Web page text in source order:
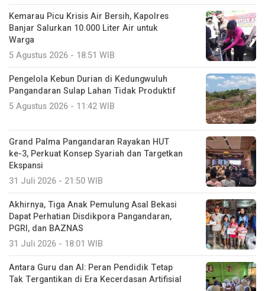
Kemarau Picu Krisis Air Bersih, Kapolres
Banjar Salurkan 10.000 Liter Air untuk
Warga
5 Agustus 2026 - 18:51 WIB
Pengelola Kebun Durian di Kedungwuluh
Pangandaran Sulap Lahan Tidak Produktif ‎
5 Agustus 2026 - 11:42 WIB
Grand Palma Pangandaran Rayakan HUT
ke-3, Perkuat Konsep Syariah dan Targetkan
Ekspansi
31 Juli 2026 - 21:50 WIB
Akhirnya, Tiga Anak Pemulung Asal Bekasi
Dapat Perhatian Disdikpora Pangandaran,
PGRI, dan BAZNAS
31 Juli 2026 - 18:01 WIB
Antara Guru dan AI: Peran Pendidik Tetap
Tak Tergantikan di Era Kecerdasan Artifisial